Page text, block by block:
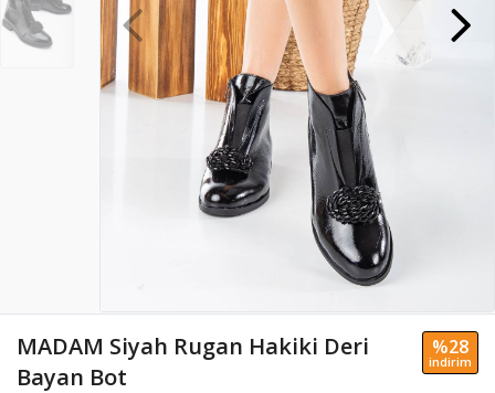
MADAM Siyah Rugan Hakiki Deri
Bayan Bot
%28
i̇ndi̇ri̇m